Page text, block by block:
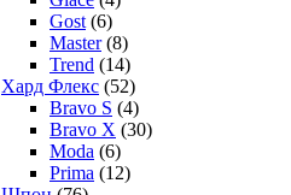
Gost (6)
Master (8)
Trend (14)
Хард Флекс (52)
Bravo S (4)
Bravo X (30)
Moda (6)
Prima (12)